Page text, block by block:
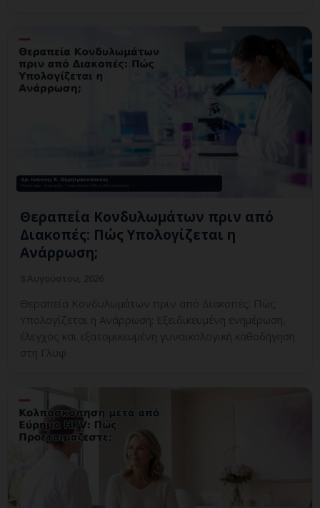
Θεραπεία Κονδυλωμάτων πριν από
Διακοπές: Πώς Υπολογίζεται η
Ανάρρωση;
Θεραπεία Κονδυλωμάτων πριν από Διακοπές: Πώς
Υπολογίζεται η Ανάρρωση; Εξειδικευμένη ενημέρωση,
έλεγχος και εξατομικευμένη γυναικολογική καθοδήγηση
στη Γλυφ